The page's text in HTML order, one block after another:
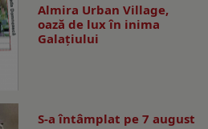
Almira Urban Village,
oază de lux în inima
Galațiului
S-a întâmplat pe 7 august